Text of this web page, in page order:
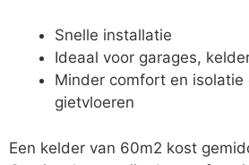
Snelle installatie
Ideaal voor garages,
Minder comfort en isolatie
gietvloeren
Een kelder van 60m2 kost